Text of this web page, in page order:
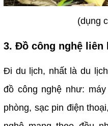
(dụng
3. Đồ công nghệ liên
Đi du lịch, nhất là du
đồ công nghệ như:
phòng, sạc pin điện